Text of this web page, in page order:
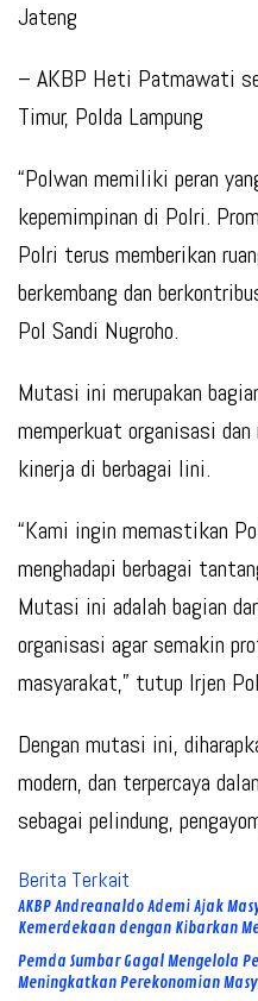
Jateng
– AKBP Heti Patmawati
Timur, Polda Lampung
“Polwan memiliki peran
kepemimpinan di Polri.
Polri terus memberikan
berkembang dan
Pol Sandi Nugroho.
Mutasi ini merupakan
memperkuat organisasi
kinerja di berbagai lini.
“Kami ingin memastikan
menghadapi berbagai
Mutasi ini adalah bagian
organisasi agar semakin
masyarakat,” tutup Irjen
Dengan mutasi ini,
modern, dan terpercaya
sebagai pelindung,
Berita Terkait
AKBP Andreanaldo Ademi Ajak
Kemerdekaan dengan Kibarkan
Pemda Sumbar Gagal Mengelola
Meningkatkan Perekonomian